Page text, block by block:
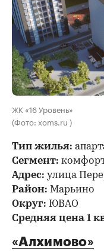
ЖК «16 Уровень»
(Фото: xoms.ru )
Тип жилья:
Сегмент:
Адрес: улица
Район: Марьино
Округ: ЮВАО
Средняя цена 1
«Алхимово»